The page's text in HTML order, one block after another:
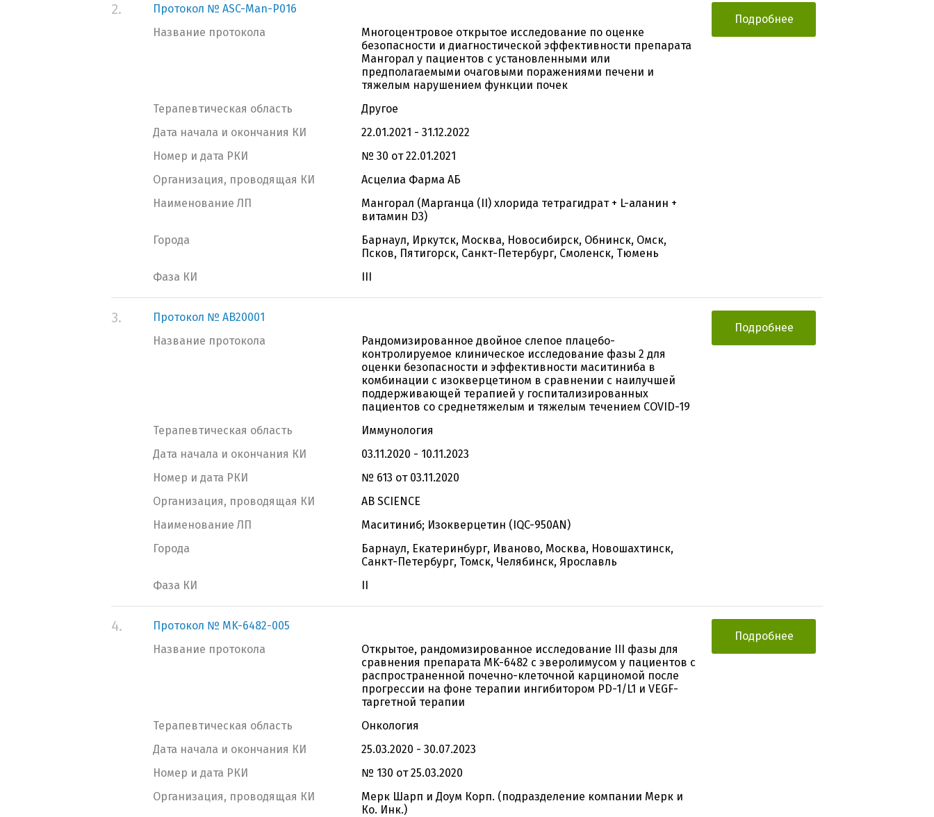
2.
Протокол № ASC-Man-P016
Название протокола
Многоцентровое открытое исследование по оценке
безопасности и диагностической эффективности препарата
Мангорал у пациентов с установленными или
предполагаемыми очаговыми поражениями печени и
тяжелым нарушением функции почек
Терапевтическая область
Другое
Дата начала и окончания КИ
22.01.2021 - 31.12.2022
Номер и дата РКИ
№ 30 от 22.01.2021
Организация, проводящая КИ
Асцелиа Фарма АБ
Наименование ЛП
Мангорал (Марганца (II) хлорида тетрагидрат + L-аланин +
витамин D3)
Города
Барнаул, Иркутск, Москва, Новосибирск, Обнинск, Омск,
Псков, Пятигорск, Санкт-Петербург, Смоленск, Тюмень
Фаза КИ
III
Подробнее
3.
Протокол № AB20001
Название протокола
Рандомизированное двойное слепое плацебо-
контролируемое клиническое исследование фазы 2 для
оценки безопасности и эффективности маситиниба в
комбинации с изокверцетином в сравнении с наилучшей
поддерживающей терапией у госпитализированных
пациентов со среднетяжелым и тяжелым течением COVID-19
Терапевтическая область
Иммунология
Дата начала и окончания КИ
03.11.2020 - 10.11.2023
Номер и дата РКИ
№ 613 от 03.11.2020
Организация, проводящая КИ
AB SCIENCE
Наименование ЛП
Маситиниб; Изокверцетин (IQC-950AN)
Города
Барнаул, Екатеринбург, Иваново, Москва, Новошахтинск,
Санкт-Петербург, Томск, Челябинск, Ярославль
Фаза КИ
II
Подробнее
4.
Протокол № MK-6482-005
Название протокола
Открытое, рандомизированное исследование III фазы для
сравнения препарата MK-6482 с эверолимусом у пациентов с
распространенной почечно-клеточной карциномой после
прогрессии на фоне терапии ингибитором PD-1/L1 и VEGF-
таргетной терапии
Терапевтическая область
Онкология
Дата начала и окончания КИ
25.03.2020 - 30.07.2023
Номер и дата РКИ
№ 130 от 25.03.2020
Организация, проводящая КИ
Мерк Шарп и Доум Корп. (подразделение компании Мерк и
Ко. Инк.)
Подробнее